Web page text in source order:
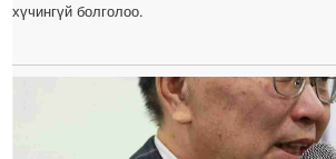
хүчингүй болголоо.